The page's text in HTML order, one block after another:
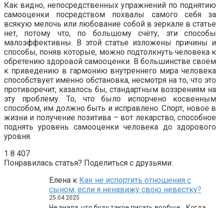
Как видно, непосредственных упражнений по поднятию
самооценки посредством похвалы самого себя за
всякую мелочь или любование собой в зеркале в статье
нет, потому что, по большому счёту, эти способы
малоэффективны. В этой статье изложены причины и
способы, поняв которые, можно подтолкнуть человека к
обретению здоровой самооценки. В большинстве своём
к приведению в гармонию внутреннего мира человека
способствует именно обстановка, несмотря на то, что это
противоречит, казалось бы, стандартным воззрениям на
эту проблему. То, что было испорчено косвенным
способом, им должно быть и исправлено. Спорт, новое в
жизни и получение позитива – вот лекарство, способное
поднять уровень самооценки человека до здорового
уровня.
1 8 407
Понравилась статья? Поделиться с друзьями:
Елена к Как не испортить отношения с
сыном, если я ненавижу свою невестку?
25.04.2025